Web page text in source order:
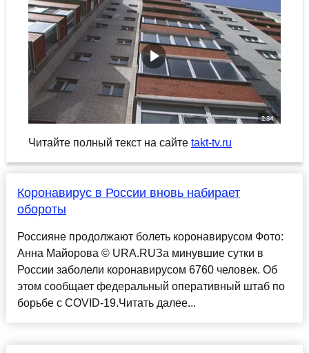
Читайте полный текст на сайте takt-tv.ru
Коронавирус в России вновь набирает
обороты
Россияне продолжают болеть коронавирусом Фото:
Анна Майорова © URA.RUЗа минувшие сутки в
России заболели коронавирусом 6760 человек. Об
этом сообщает федеральный оперативный штаб по
борьбе с COVID-19.Читать далее...